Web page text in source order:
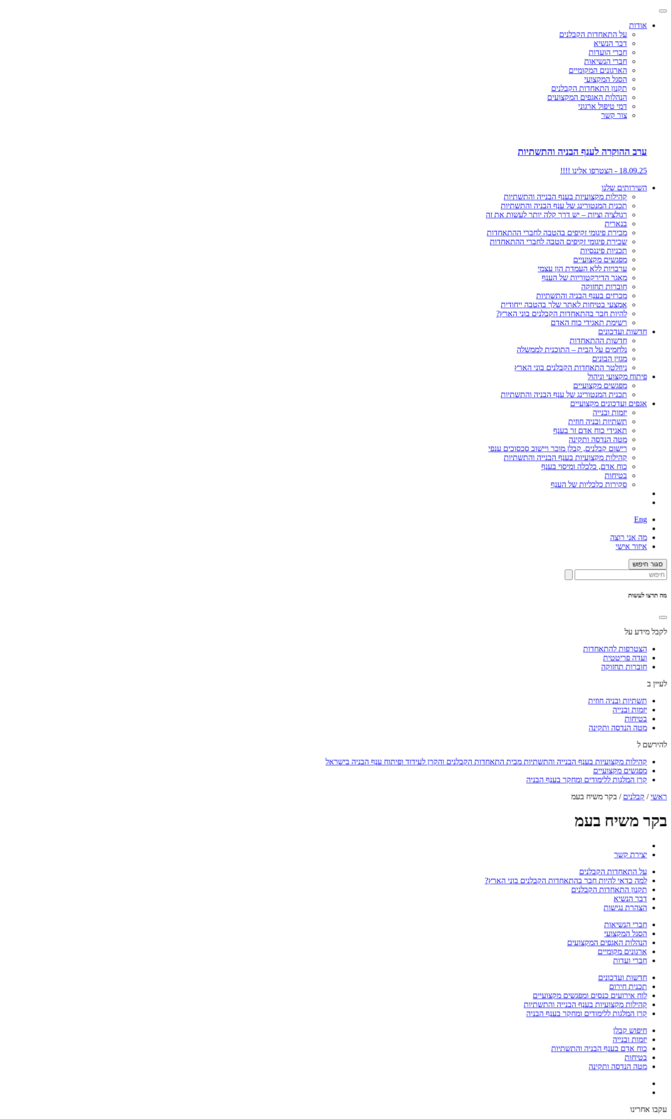
אודות
על התאחדות הקבלנים
דבר הנשיא
חברי הועדות
חברי הנשיאות
הארגונים המקומיים
הסגל המקצועי
תקנון התאחדות הקבלנים
הנהלות האגפים המקצועים
דמי טיפול ארגוני
צור קשר
ערב ההוקרה לענף הבניה והתשתיות
18.09.25 - הצטרפו אלינו !!!!
השירותים שלנו
קהילות מקצועיות בענף הבנייה והתשתיות
תכנית המנטורינג של ענף הבניה והתשתיות
רגולציה וציות – יש דרך קלה יותר לעשות את זה
בנארית
מכירת פיגומי זקיפים בהטבה לחברי ההתאחדות
שכירת פיגומי זקיפים הטבה לחברי ההתאחדות
תכניות פיננסיות
מפגשים מקצועיים
ערבויות ללא העמדת הון עצמי
מאגר הדירקטוריות של הענף
חוברות תחזוקה
מכרזים בענף הבניה והתשתיות
אמצעי בטיחות לאתר שלך בהטבה ייחודית
להיות חבר בהתאחדות הקבלנים בוני הארץ?
רשימת תאגידי כוח האדם
חדשות ועדכונים
חדשות ההתאחדות
נלחמים על הבית – התוכנית לממשלה
מגזין הבונים
ניוזלטר התאחדות הקבלנים בוני הארץ
פיתוח מקצועי וניהול
מפגשים מקצועיים
תכנית המנטורינג של ענף הבניה והתשתיות
אגפים ועדכונים מקצועיים
יזמות ובנייה
תשתיות ובניה חוזית
תאגידי כוח אדם זר בענף
מטה הנדסה ותקינה
רישום קבלנים, קבלן מוכר ויישוב סכסוכים ענפי
קהילות מקצועיות בענף הבנייה והתשתיות
כוח אדם, כלכלה ומיסוי בענף
בטיחות
סקירות כלכליות של הענף
Eng
מה אני רוצה
איזור אישי
סגור חיפוש
מה תרצו לעשות
לקבל מידע על
הצטרפות להתאחדות
ועדה פריטטית
חוברות תחזוקה
לעיין ב
תשתיות ובניה חוזית
יזמות ובנייה
בטיחות
מטה הנדסה ותקינה
להירשם ל
קהילות מקצועיות בענף הבנייה והתשתיות מבית התאחדות הקבלנים והקרן לעידוד ופיתוח ענף הבניה בישראל
מפגשים מקצועיים
קרן המלגות ללימודים ומחקר בענף הבניה
ראשי/ קבלנים / בקר משיח בעמ
בקר משיח בעמ
יצירת קשר
על התאחדות הקבלנים
למה כדאי להיות חבר בהתאחדות הקבלנים בוני הארץ?
תקנון התאחדות הקבלנים
דבר הנשיא
הצהרת נגישות
חברי הנשיאות
הסגל המקצועי
הנהלות האגפים המקצועים
ארגונים מקומיים
חברי ועדות
חדשות ועדכונים
תכנית חירום
לוח אירועים כנסים ומפגשים מקצועיים
קהילות מקצועיות בענף הבנייה והתשתיות
קרן המלגות ללימודים ומחקר בענף הבניה
חיפוש קבלן
יזמות ובנייה
כוח אדם בענף הבניה והתשתיות
בטיחות
מטה הנדסה ותקינה
עקבו אחרינו